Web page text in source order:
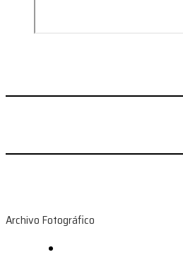
Archivo Fotográfico